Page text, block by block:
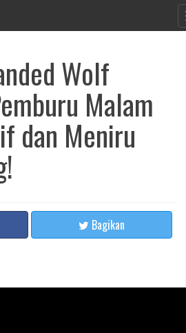
Wolf
Malam
dan Meniru
Bagikan